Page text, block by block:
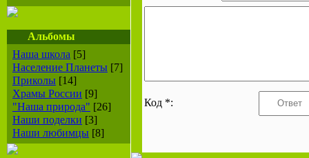
Альбомы
Наша школа [5]
Население Планеты [7]
Приколы [14]
Храмы России [9]
"Наша природа" [26]
Наши поделки [3]
Наши любимцы [8]
Код *: